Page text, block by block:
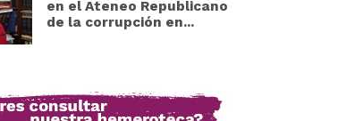
en el Ateneo Republicano
de la corrupción en...